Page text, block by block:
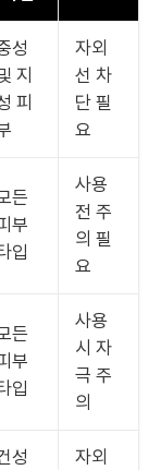
성
지
피
자외
선 차
단 필
요
든
부
입
사용
전 주
의 필
요
든
부
입
사용
시 자
극 주
의
성
자외